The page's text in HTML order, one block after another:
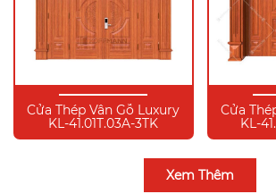
Cửa Thép Vân Gỗ Luxury
KL-41.01T.03A-3TK
Cửa
KL-
Xem Thêm